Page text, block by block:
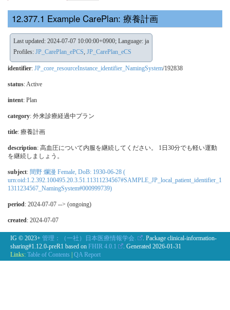
Example CarePlan: 療養計画
Last updated: 2024-07-07 10:00:00+0900; Language: ja
Profiles: JP_CarePlan_ePCS JP_CarePlan_eCS
identifier: JP_core_resourceInstance_identifier_NamingSystem/192838
status: Active
intent: Plan
category: 外来診療経過中プラン
title: 療養計画
description: 高血圧について内服を継続してください。 1日30分でも軽い運動
を継続しましょう。
subject: 間野 爛漫 Female, DoB: 1930-06-28 (
urn:oid:1.2.392.100495.20.3.51.11311234567#SAMPLE_JP_local_patient_identifier_1
1311234567_NamingSystem#000999739)
period: 2024-07-07 --> (ongoing)
created: 2024-07-07
IG © 2023+ 管理：（一社）日本医療情報学会.
. Package clinical-information-
sharing#1.12.0-preR1 based on FHIR 4.0.1 . Generated 2026-01-31
Links: Table of Contents | QA Report